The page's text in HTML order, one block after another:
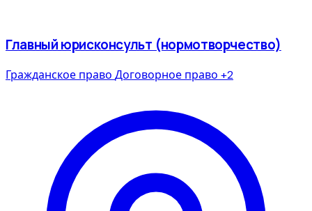
Главный юрисконсульт (нормотворчество)
Гражданское право Договорное право +2